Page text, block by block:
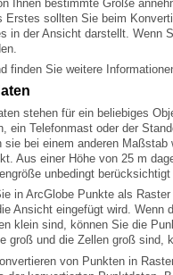
in ArcGlobe
Globe-Service
Layern
für einen Layer
finden Sie weitere
unbedingt berücksichtigt
groß und die Zellen groß sind,